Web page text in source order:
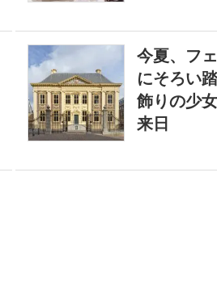
今夏、フ
にそろい
飾りの少
来日